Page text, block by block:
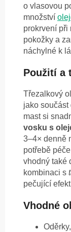
o vlasovou
množství
prokrvení při
pokožky a
náchylné k
Použití a
Třezalkový
jako
mast si
vosku s
3–4× denně
potřebě
vhodný také
kombinaci s
pečující
Vhodné